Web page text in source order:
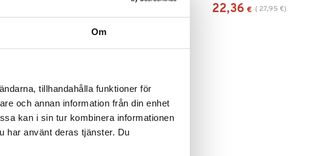
Om
tillhandahålla funktioner för
och annan information från din enhet
kan i sin tur kombinera informationen
har använt deras tjänster. Du
22,36 € ( 27,95 €)
Saatavana useana
vaihtoehtona